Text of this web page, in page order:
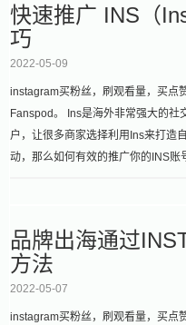
快速推广 INS（
巧
2022-05-09
instagram买粉丝，刷观看量，买点
Fanspod。 Ins是海外非常强大的社
户，让很多商家选择利用Ins来打造
动，那么如何有效的推广你的INS账
品牌出海通过
方法
2022-05-07
instagram买粉丝，刷观看量，买点